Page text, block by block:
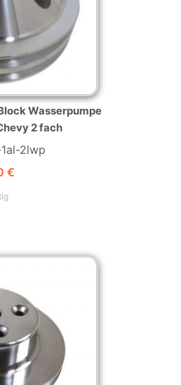
Wasserpumpe
2 fach
2lwp
€